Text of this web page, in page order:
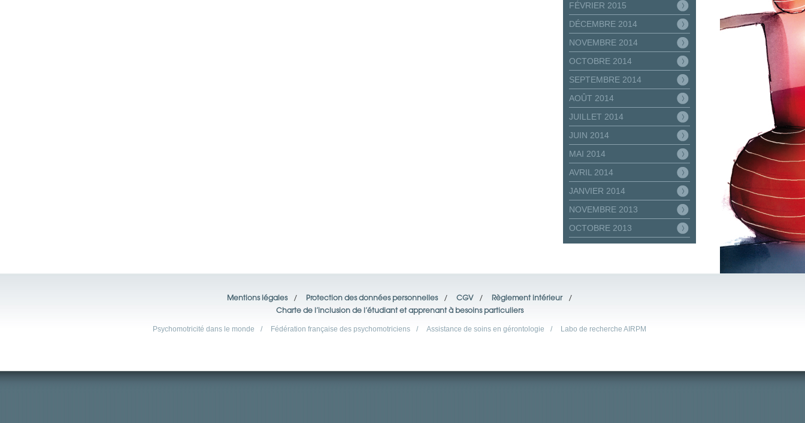
FÉVRIER 2015
DÉCEMBRE 2014
NOVEMBRE 2014
OCTOBRE 2014
SEPTEMBRE 2014
AOÛT 2014
JUILLET 2014
JUIN 2014
MAI 2014
AVRIL 2014
JANVIER 2014
NOVEMBRE 2013
OCTOBRE 2013
Mentions légales / Protection des données personnelles / CGV / Règlement intérieur
/
Charte de l’inclusion de l’étudiant et apprenant à besoins particuliers
Psychomotricité dans le monde / Fédération française des psychomotriciens / Assistance de soins en gérontologie / Labo de recherche AIRPM